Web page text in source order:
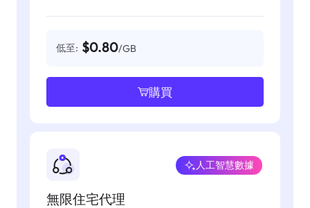
低至: $0.80/GB
購買
無限住宅代理
人工智慧數據